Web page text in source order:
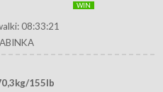
WIN
08:33:21
155lb